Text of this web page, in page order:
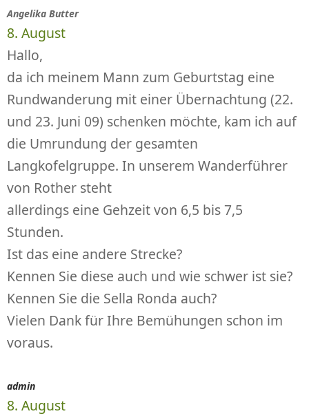
Angelika Butter
8. August
Hallo,
da ich meinem Mann zum Geburtstag eine
Rundwanderung mit einer Übernachtung (22.
und 23. Juni 09) schenken möchte, kam ich auf
die Umrundung der gesamten
Langkofelgruppe. In unserem Wanderführer
von Rother steht
allerdings eine Gehzeit von 6,5 bis 7,5
Stunden.
Ist das eine andere Strecke?
Kennen Sie diese auch und wie schwer ist sie?
Kennen Sie die Sella Ronda auch?
Vielen Dank für Ihre Bemühungen schon im
voraus.
admin
8. August